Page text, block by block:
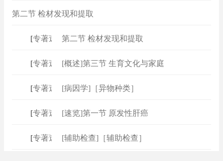
第二节 检材发现和提取
专著速查]
第二节 检材发现和提取
专著速查 ]
[概述]第三节 生育文化与家庭
专著速查 ]
[病因学]［异物种类］
专著速查 ]
[速览]第一节 原发性肝癌
专著速查 ]
[辅助检查]［辅助检查］